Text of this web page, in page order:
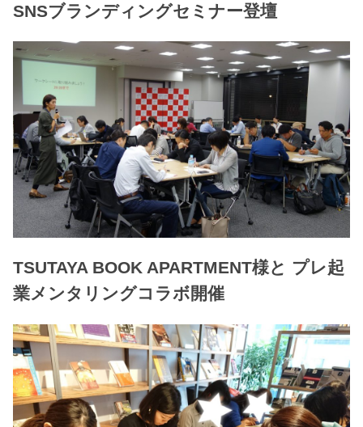
SNSブランディングセミナー登壇
TSUTAYA BOOK APARTMENT様と プレ起
業メンタリングコラボ開催